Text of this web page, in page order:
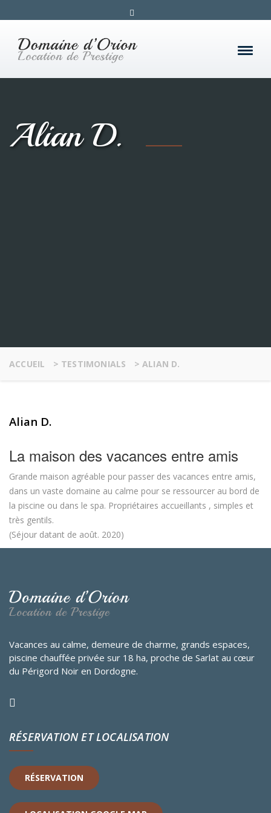
Alian D.
ACCUEIL > TESTIMONIALS >ALIAN D.
Alian D.
La maison des vacances entre amis
Grande maison agréable pour passer des vacances entre amis,
dans un vaste domaine au calme pour se ressourcer au bord de
la piscine ou dans le spa. Propriétaires accueillants , simples et
très gentils.
(Séjour datant de août. 2020)
Vacances au calme, demeure de charme, grands espaces,
piscine chauffée privée sur 18 ha, proche de Sarlat au cœur
du Périgord Noir en Dordogne.
RÉSERVATION ET LOCALISATION
RÉSERVATION